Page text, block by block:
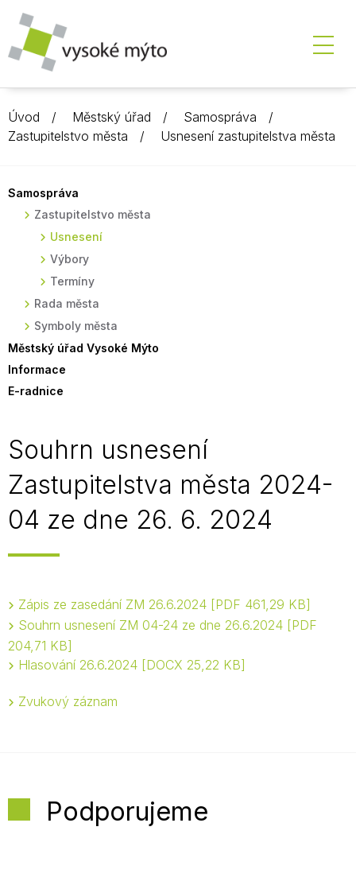
Úvod Městský úřad
Samospráva
Zastupitelstvo města
Usnesení zastupitelstva města
Samospráva
Zastupitelstvo města
Usnesení
Výbory
Termíny
Rada města
Symboly města
Městský úřad Vysoké Mýto
Informace
E-radnice
Souhrn usnesení
Zastupitelstva města 2024-
04 ze dne 26. 6. 2024
Zápis ze zasedání ZM 26.6.2024 PDF 461,29 KB
Souhrn usnesení ZM 04-24 ze dne 26.6.2024 PDF
204,71 KB
Hlasování 26.6.2024 DOCX 25,22 KB
Zvukový záznam
Podporujeme